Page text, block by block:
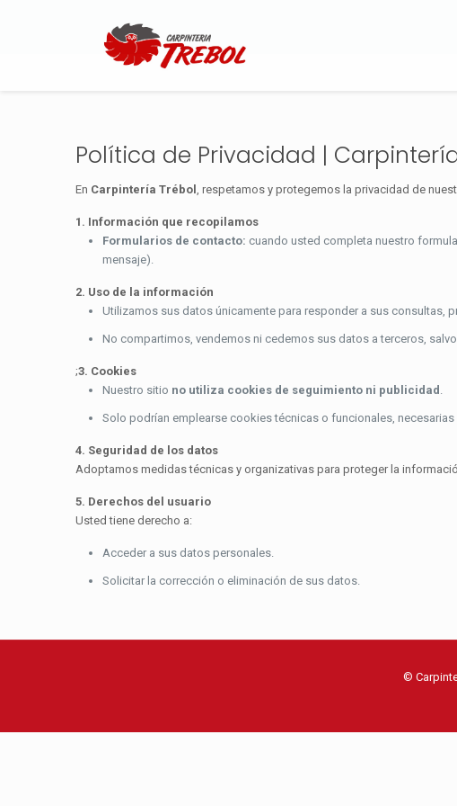
Política de Privacidad |
En Carpintería Trébol , respetamos y protegemos la privacidad de
1. Información que recopilamos
Formularios de contacto: cuando usted completa nuestro
mensaje).
2. Uso de la información
Utilizamos sus datos únicamente para responder a sus consultas,
No compartimos, vendemos ni cedemos sus datos a terceros,
;3. Cookies
Nuestro sitio no utiliza cookies de seguimiento ni publicidad .
Solo podrían emplearse cookies técnicas o funcionales,
4. Seguridad de los datos
Adoptamos medidas técnicas y organizativas para proteger la
5. Derechos del usuario
Usted tiene derecho a:
Acceder a sus datos personales.
Solicitar la corrección o eliminación de sus datos.
©